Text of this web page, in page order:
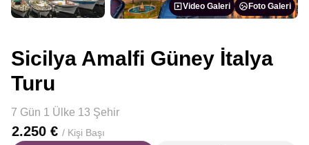
Video Galeri Foto Galeri
Sicilya Amalfi Güney İtalya
Turu
7 Gün 1 Ülke 13 Şehir
2.250 € / Kişi Başı